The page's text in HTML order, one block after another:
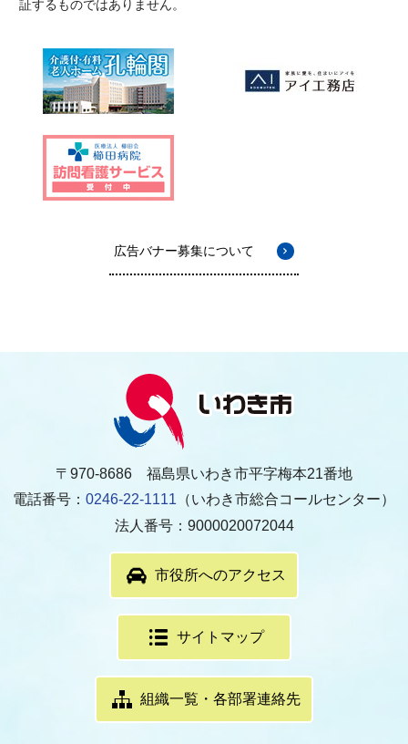
証するものではありません。
広告バナー募集について
〒970-8686 福島県いわき市平字梅本21番地
電話番号： 0246-22-1111 （いわき市総合コールセンター）
法人番号：9000020072044
市役所へのアクセス
サイトマップ
組織一覧・各部署連絡先